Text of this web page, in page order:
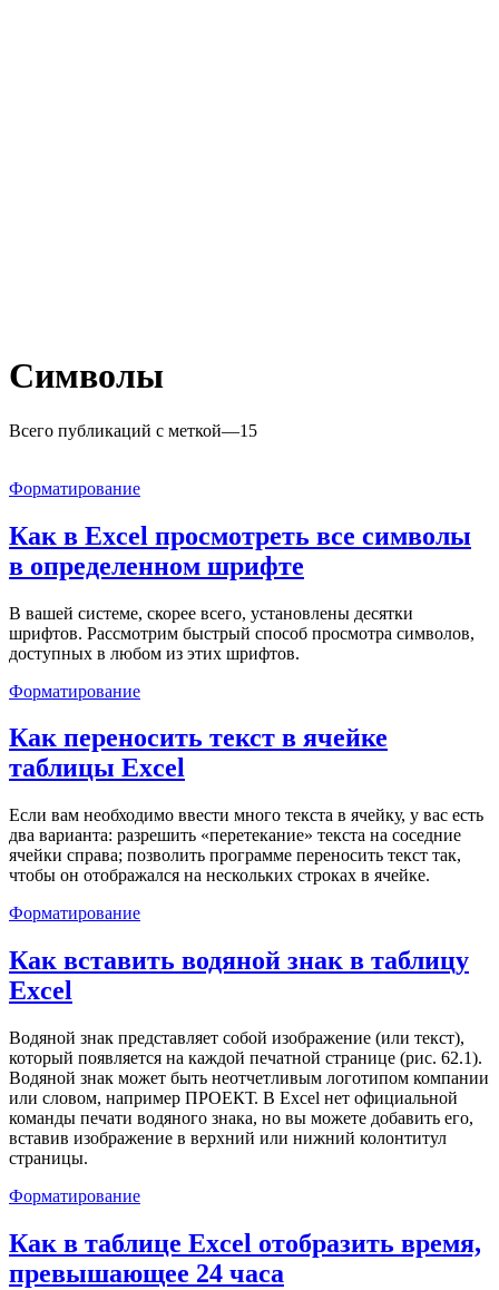
Символы
Всего публикаций с меткой—15
Форматирование
Как в Excel просмотреть все символы
в определенном шрифте
В вашей системе, скорее всего, установлены десятки
шрифтов. Рассмотрим быстрый способ просмотра символов,
доступных в любом из этих шрифтов.
Форматирование
Как переносить текст в ячейке
таблицы Excel
Если вам необходимо ввести много текста в ячейку, у вас есть
два варианта: разрешить «перетекание» текста на соседние
ячейки справа; позволить программе переносить текст так,
чтобы он отображался на нескольких строках в ячейке.
Форматирование
Как вставить водяной знак в таблицу
Excel
Водяной знак представляет собой изображение (или текст),
который появляется на каждой печатной странице (рис. 62.1).
Водяной знак может быть неотчетливым логотипом компании
или словом, например ПРОЕКТ. В Excel нет официальной
команды печати водяного знака, но вы можете добавить его,
вставив изображение в верхний или нижний колонтитул
страницы.
Форматирование
Как в таблице Excel отобразить время,
превышающее 24 часа